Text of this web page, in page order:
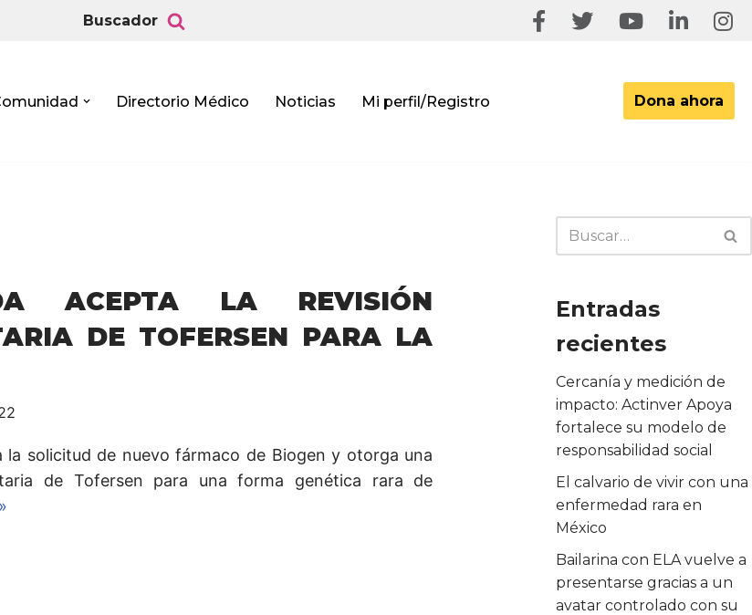
Buscador
Directorio Médico Noticias Mi perfil/Registro Dona ahora
ACEPTA LA REVISIÓN
DE TOFERSEN PARA LA
la solicitud de nuevo fármaco de Biogen y otorga una
de Tofersen para una forma genética rara de
Entradas
recientes
Cercanía y medición de
impacto: Actinver Apoya
fortalece su modelo de
responsabilidad social
El calvario de vivir con una
enfermedad rara en
México
Bailarina con ELA vuelve a
presentarse gracias a un
avatar controlado con su